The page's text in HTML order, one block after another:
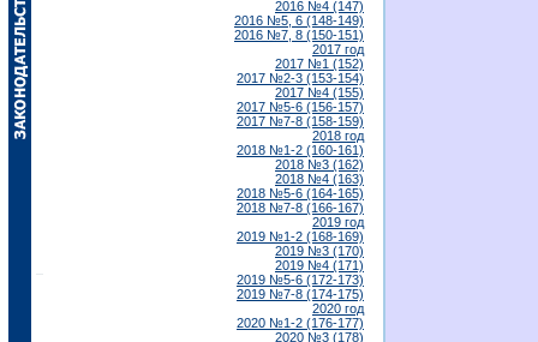
2016 №4 (147)
2016 №5, 6 (148-149)
2016 №7, 8 (150-151)
2017 год
2017 №1 (152)
2017 №2-3 (153-154)
2017 №4 (155)
2017 №5-6 (156-157)
2017 №7-8 (158-159)
2018 год
2018 №1-2 (160-161)
2018 №3 (162)
2018 №4 (163)
2018 №5-6 (164-165)
2018 №7-8 (166-167)
2019 год
2019 №1-2 (168-169)
2019 №3 (170)
2019 №4 (171)
2019 №5-6 (172-173)
2019 №7-8 (174-175)
2020 год
2020 №1-2 (176-177)
2020 №3 (178)